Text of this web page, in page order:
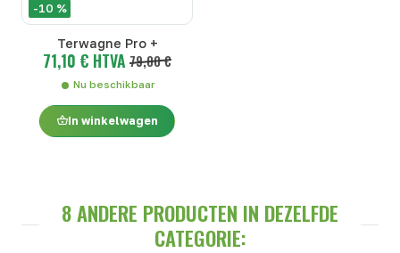
-10 %
Terwagne Pro +
71,10 € HTVA 79,00 €
Nu beschikbaar
In winkelwagen
8 ANDERE PRODUCTEN IN DEZELFDE
CATEGORIE: